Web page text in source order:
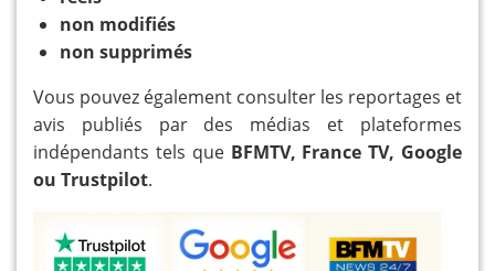
non modifiés
non supprimés
Vous pouvez également consulter les reportages et
avis publiés par des médias et plateformes
indépendants tels que BFMTV, France TV, Google
ou Trustpilot.